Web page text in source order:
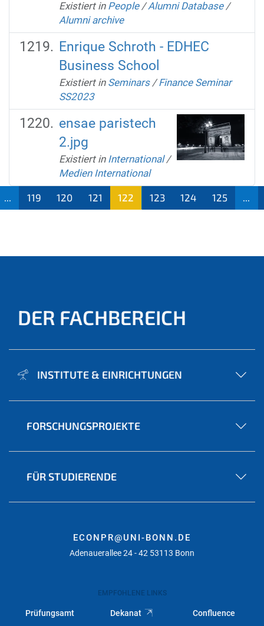
Existiert in People /Alumni Database /
Alumni archive
Enrique Schroth - EDHEC
Business School
Existiert in Seminars /Finance Seminar
SS2023
ensae paristech
2.jpg
Existiert in International /
Medien International
... 119 120 121
122
123 124 125 ...
DER FACHBEREICH
INSTITUTE & EINRICHTUNGEN
FORSCHUNGSPROJEKTE
FÜR STUDIERENDE
ECONPR@UNI-BONN.DE
Adenauerallee 24 - 42 53113 Bonn
EMPFOHLENE LINKS
Prüfungsamt Dekanat Confluence